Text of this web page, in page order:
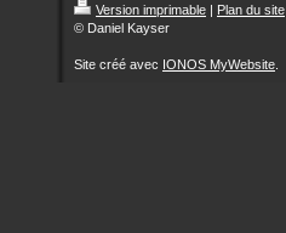
Version imprimable | Plan du site
© Daniel Kayser
Site créé avec IONOS MyWebsite